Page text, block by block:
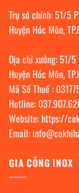
Trụ sở chính: 51/5
Huyện Hóc Môn,
Địa chỉ xưởng: 51/5
Huyện Hóc Môn,
Mã Số Thuế :
Hotline:
Website: https://
Email:
GIA CÔNG INOX